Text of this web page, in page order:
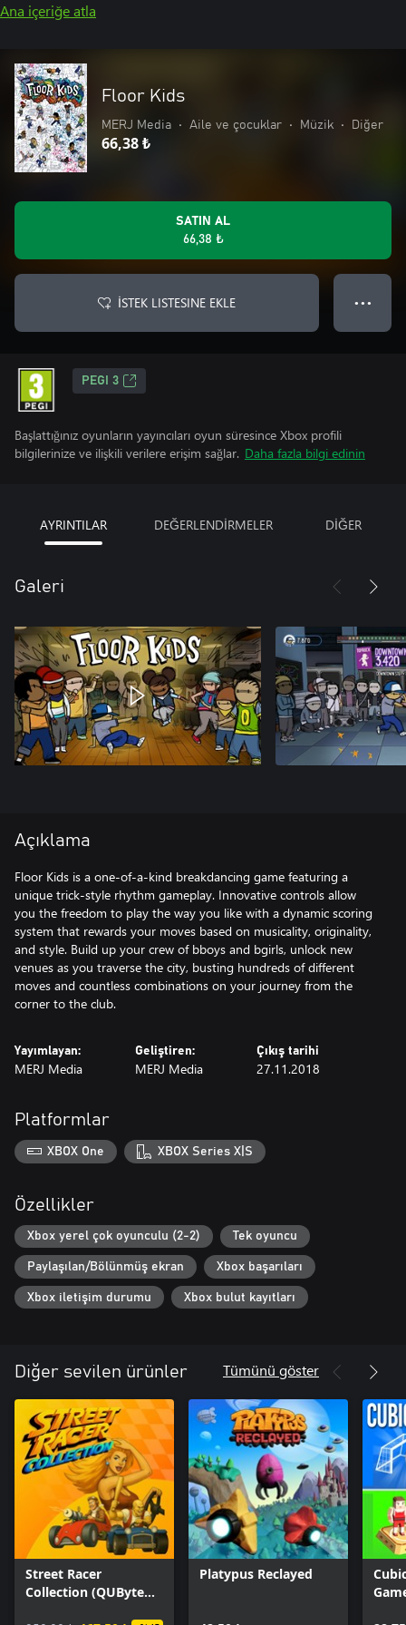
Ana içeriğe atla
Floor Kids
MERJ Media • Aile ve çocuklar • Müzik • Diğer
66,38 ₺
SATIN AL
66,38 ₺
İSTEK LISTESINE EKLE ● ● ●
PEGI 3
Başlattığınız oyunların yayıncıları oyun süresince Xbox profili
bilgilerinize ve ilişkili verilere erişim sağlar. Daha fazla bilgi edinin
AYRINTILAR DEĞERLENDİRMELER DİĞER
Galeri
Açıklama
Floor Kids is a one-of-a-kind breakdancing game featuring a
unique trick-style rhythm gameplay. Innovative controls allow
you the freedom to play the way you like with a dynamic scoring
system that rewards your moves based on musicality, originality,
and style. Build up your crew of bboys and bgirls, unlock new
venues as you traverse the city, busting hundreds of different
moves and countless combinations on your journey from the
corner to the club.
Yayımlayan:
MERJ Media
Geliştiren:
MERJ Media
Çıkış tarihi
27.11.2018
Platformlar
XBOX One XBOX Series X|S
Özellikler
Xbox yerel çok oyunculu (2-2) Tek oyuncu
Paylaşılan/Bölünmüş ekran Xbox başarıları
Xbox iletişim durumu Xbox bulut kayıtları
Diğer sevilen ürünler Tümünü göster
Street Racer
Collection (QUByte
Platypus Reclayed